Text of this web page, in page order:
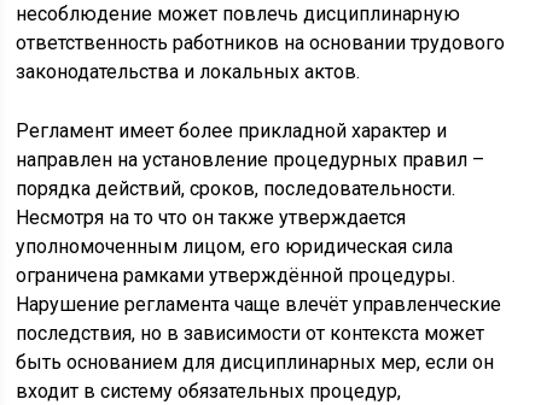
несоблюдение может повлечь дисциплинарную
ответственность работников на основании трудового
законодательства и локальных актов.
Регламент имеет более прикладной характер и
направлен на установление процедурных правил –
порядка действий, сроков, последовательности.
Несмотря на то что он также утверждается
уполномоченным лицом, его юридическая сила
ограничена рамками утверждённой процедуры.
Нарушение регламента чаще влечёт управленческие
последствия, но в зависимости от контекста может
быть основанием для дисциплинарных мер, если он
входит в систему обязательных процедур,